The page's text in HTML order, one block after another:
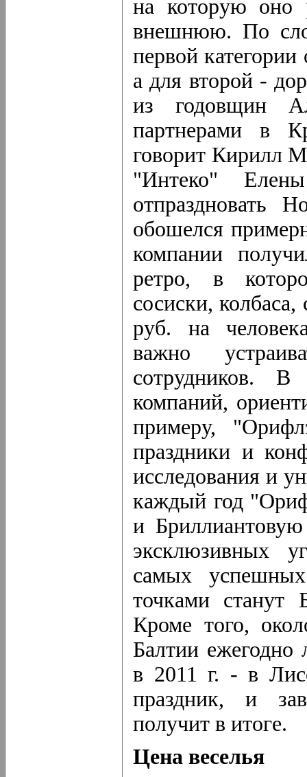
на которую оно
внешнюю. По
первой
а для второй -
из годовщин
партнерами в
говорит Кирилл
"Интеко"
отпраздновать
обошелся
компании
ретро, в
сосиски,
руб. на
важно
сотрудников. В
компаний,
примеру,
праздники и
исследования и
каждый год
и
эксклюзивных
самых
точками станут
Кроме того,
Балтии
в 2011 г. - в
праздник, и
получит в итоге.
Цена веселья